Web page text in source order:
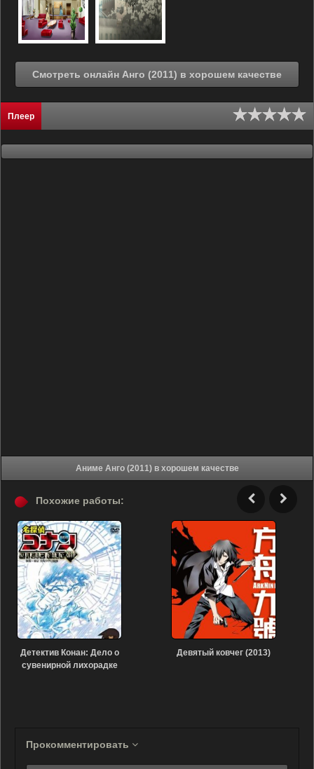
Смотреть онлайн Анго (2011) в хорошем качестве
Плеер
Аниме Анго (2011) в хорошем качестве
Похожие работы:
Детектив Конан: Дело о
сувенирной лихорадке
Девятый ковчег (2013)
Прокомментировать